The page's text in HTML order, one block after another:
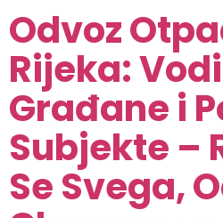
Odvoz
Rijeka:
Građane i
Subjekte –
Se Svega,